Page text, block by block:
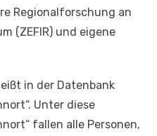
Regionalforschung an
(ZEFIR) und eigene
in der Datenbank
Unter diese
fallen alle Personen,